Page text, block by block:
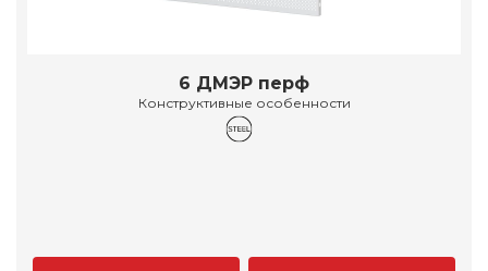
6 ДМЭР перф
Конструктивные особенности